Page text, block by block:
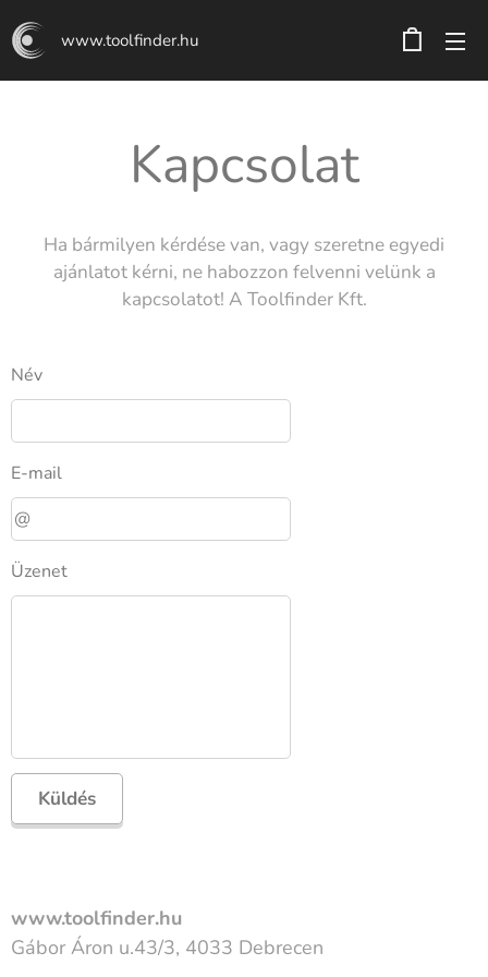
www.toolfinder.hu
Kapcsolat
Ha bármilyen kérdése van, vagy szeretne egyedi
ajánlatot kérni, ne habozzon felvenni velünk a
kapcsolatot! A Toolfinder Kft.
Név
E-mail
Üzenet
Küldés
www.toolfinder.hu
Gábor Áron u.43/3, 4033 Debrecen